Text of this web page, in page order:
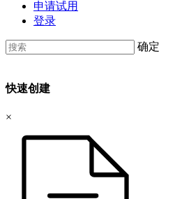
申请试用
登录
确定
快速创建
×